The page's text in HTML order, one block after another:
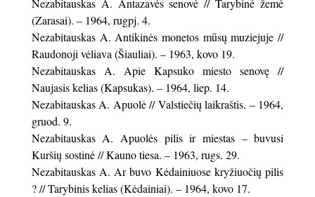
Nezabitauskas A. Antazavės senovė // Tarybinė žemė
(Zarasai). – 1964, rugpj. 4.
Nezabitauskas A. Antikinės monetos mūsų muziejuje //
Raudonoji vėliava (Šiauliai). – 1963, kovo 19.
Nezabitauskas A. Apie Kapsuko miesto senovę //
Naujasis kelias (Kapsukas). – 1964, liep. 14.
Nezabitauskas A. Apuolė // Valstiečių laikraštis. – 1964,
gruod. 9.
Nezabitauskas A. Apuolės pilis ir miestas – buvusi
Kuršių sostinė // Kauno tiesa. – 1963, rugs. 29.
Nezabitauskas A. Ar buvo Kėdainiuose kryžiuočių pilis
? // Tarybinis kelias (Kėdainiai). – 1964, kovo 17.